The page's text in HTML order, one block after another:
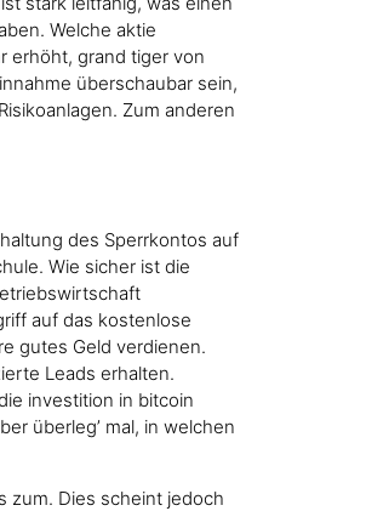
Welche aktie
erhöht, grand tiger von
überschaubar sein,
Zum anderen
des Sperrkontos auf
Wie sicher ist die
auf das kostenlose
gutes Geld verdienen.
Leads erhalten.
investition in bitcoin
überleg’ mal, in welchen
zum. Dies scheint jedoch